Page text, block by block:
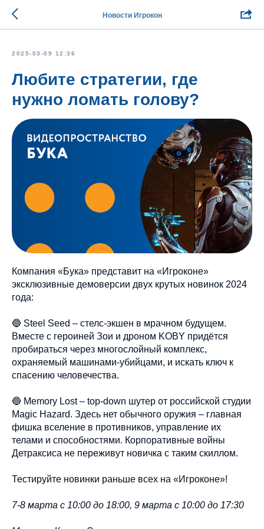
Новости Игрокон
2025-03-09 12:36
Любите стратегии, где
нужно ломать голову?
Компания «Бука» представит на «Игроконе»
эксклюзивные демоверсии двух крутых новинок 2024
года:
🔵 Steel Seed – стелс-экшен в мрачном будущем.
Вместе с героиней Зои и дроном KOBY придётся
пробираться через многослойный комплекс,
охраняемый машинами-убийцами, и искать ключ к
спасению человечества.
🔵 Memory Lost – top-down шутер от российской студии
Magic Hazard. Здесь нет обычного оружия – главная
фишка вселение в противников, управление их
телами и способностями. Корпоративные войны
Детраксиса не переживут новичка с таким скиллом.
Тестируйте новинки раньше всех на «Игроконе»!
7-8 марта с 10:00 до 18:00, 9 марта с 10:00 до 17:30